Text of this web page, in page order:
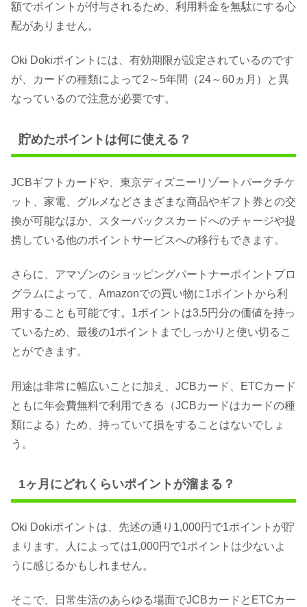
額でポイントが付与されるため、利用料金を無駄にする心
配がありません。
Oki Dokiポイントには、有効期限が設定されているのです
が、カードの種類によって2～5年間（24～60ヵ月）と異
なっているので注意が必要です。
貯めたポイントは何に使える？
JCBギフトカードや、東京ディズニーリゾートパークチケ
ット、家電、グルメなどさまざまな商品やギフト券との交
換が可能なほか、スターバックスカードへのチャージや提
携している他のポイントサービスへの移行もできます。
さらに、アマゾンのショッピングパートナーポイントプロ
グラムによって、Amazonでの買い物に1ポイントから利
用することも可能です。1ポイントは3.5円分の価値を持っ
ているため、最後の1ポイントまでしっかりと使い切るこ
とができます。
用途は非常に幅広いことに加え、JCBカード、ETCカード
ともに年会費無料で利用できる（JCBカードはカードの種
類による）ため、持っていて損をすることはないでしょ
う。
1ヶ月にどれくらいポイントが溜まる？
Oki Dokiポイントは、先述の通り1,000円で1ポイントが貯
まります。人によっては1,000円で1ポイントは少ないよ
うに感じるかもしれません。
そこで、日常生活のあらゆる場面でJCBカードとETCカー